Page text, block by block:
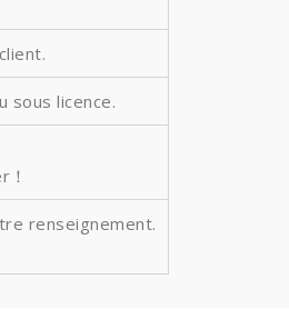
sous licence.
renseignement.